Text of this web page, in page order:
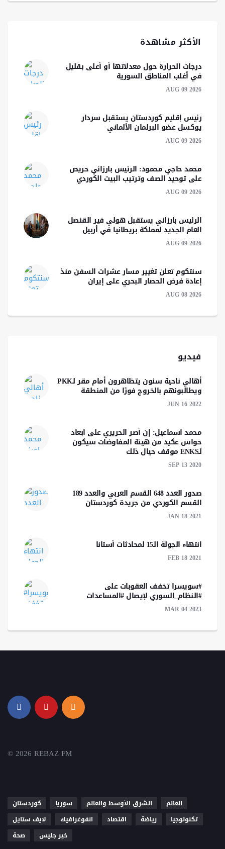
الأكثر مشاهدة
درجات الحرارة حول معدلاتها أو أعلى بقليل
في أغلب المناطق السورية
AUG 09 2026
رئيس إقليم كوردستان يستقبل سردار
يوكسل عضو البرلمان الألماني
AUG 09 2026
محمد حاجي محمود: الرئيس بارزاني حريص
على توحيد الصف وترتيب البيت الكوردي
AUG 09 2026
الرئيس بارزاني يستقبل هولي فير القنصل
العام الجديد لمملكة بريطانيا في أربيل
AUG 09 2026
سنتكوم تعلن تغيير مسار عشرات السفن منذ
إعادة فرض الحصار البحري على إيران
AUG 08 2026
فيديو
أهالي ناحية سنون يتظاهرون أمام مقر لـPKK
ويطالبونهم بالخروج فورًا من المنطقة
JUN 16 2022
محمد اسماعيل: إن أصر الحريري على ابعاد
حواس عكيد من هيئة المفاوضات سيكون
لـENKS موقف حيال ذلك
SEP 13 2020
صدور العدد 648 القسم العربي والعدد 189
القسم الكوردي من جريدة كوردستان
JAN 18 2021
انتهاء الجولة الـ15 لمحادثات أستانا
FEB 18 2021
#سويسرا تخفف العقوبات على
#النظام_السوري لإيصال #المساعدات
MAR 04 2023
© 2026 REBAZ FM
كوردستان سوريا الشرق الأوسط والعالم
العالم
لايف ستايل
انفوغرافيك اقتصاد رياضة
تكنولوجيا
صحة
خير جليس